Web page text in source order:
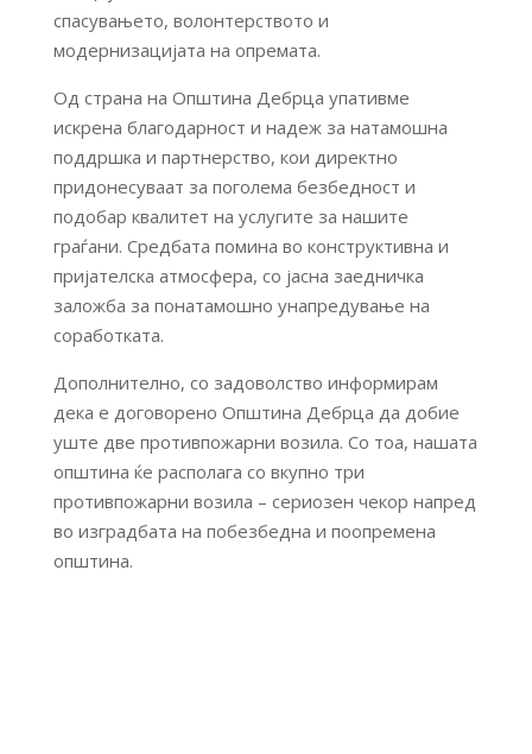
спасувањето, волонтерството и
модернизацијата на опремата.
Од страна на Општина Дебрца упативме
искрена благодарност и надеж за натамошна
поддршка и партнерство, кои директно
придонесуваат за поголема безбедност и
подобар квалитет на услугите за нашите
граѓани. Средбата помина во конструктивна и
пријателска атмосфера, со јасна заедничка
заложба за понатамошно унапредување на
соработката.
Дополнително, со задоволство информирам
дека е договорено Општина Дебрца да добие
уште две противпожарни возила. Со тоа, нашата
општина ќе располага со вкупно три
противпожарни возила – сериозен чекор напред
во изградбата на побезбедна и поопремена
општина.